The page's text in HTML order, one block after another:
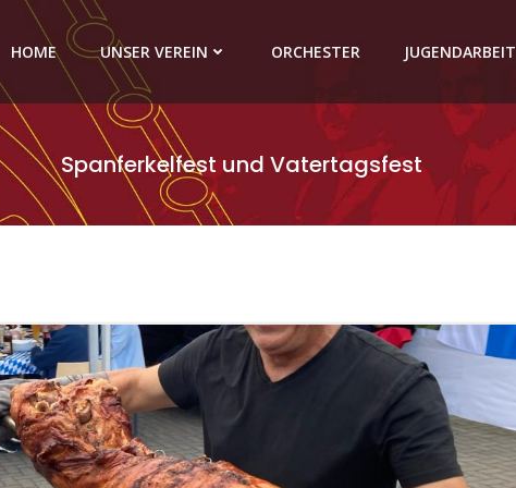
HOME UNSER VEREIN ORCHESTER JUGENDARBEIT
Spanferkelfest und Vatertagsfest